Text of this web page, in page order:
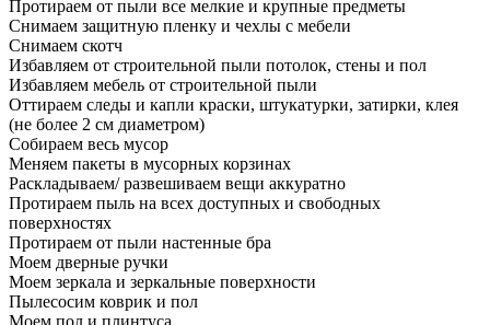
Протираем от пыли все мелкие и крупные предметы
Снимаем защитную пленку и чехлы с мебели
Снимаем скотч
Избавляем от строительной пыли потолок, стены и пол
Избавляем мебель от строительной пыли
Оттираем следы и капли краски, штукатурки, затирки, клея
(не более 2 см диаметром)
Собираем весь мусор
Меняем пакеты в мусорных корзинах
Раскладываем/ развешиваем вещи аккуратно
Протираем пыль на всех доступных и свободных
поверхностях
Протираем от пыли настенные бра
Моем дверные ручки
Моем зеркала и зеркальные поверхности
Пылесосим коврик и пол
Моем пол и плинтуса